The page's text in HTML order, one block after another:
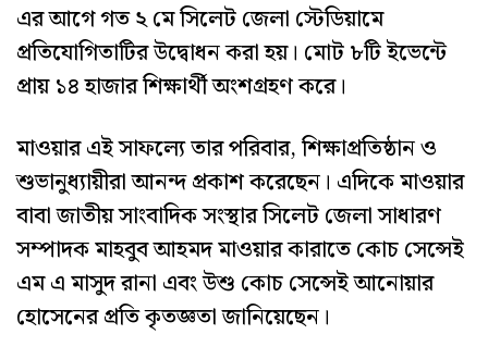
‎এর আগে গত ২ মে সিলেট জেলা স্টেডিয়ামে
প্রতিযোগিতাটির উদ্বোধন করা হয়। মোট ৮টি ইভেন্টে
প্রায় ১৪ হাজার শিক্ষার্থী অংশগ্রহণ করে।
‎মাওয়ার এই সাফল্যে তার পরিবার, শিক্ষাপ্রতিষ্ঠান ও
শুভানুধ্যায়ীরা আনন্দ প্রকাশ করেছেন। এদিকে মাওয়ার
বাবা জাতীয় সাংবাদিক সংস্থার সিলেট জেলা সাধারণ
সম্পাদক মাহবুব আহমদ মাওয়ার কারাতে কোচ সেন্সেই
এম এ মাসুদ রানা এবং উশু কোচ সেন্সেই আনোয়ার
হোসেনের প্রতি কৃতজ্ঞতা জানিয়েছেন।